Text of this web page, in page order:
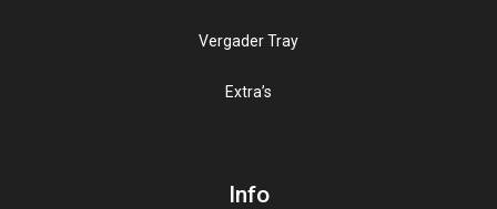
Speciale broodjes
Vegan
Vleeswaren
Vergader Tray
Extra’s
Info